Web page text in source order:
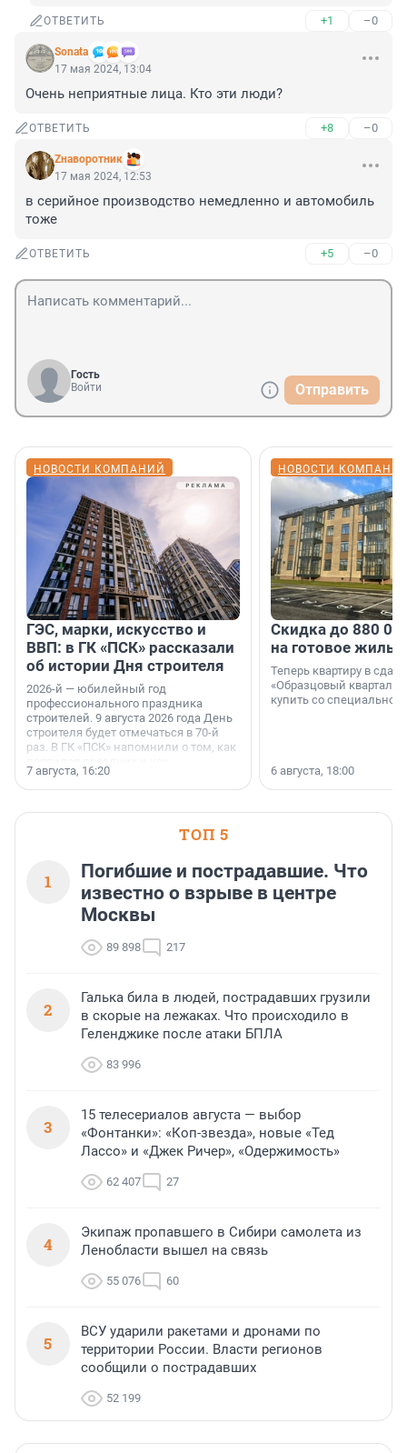
ОТВЕТИТЬ +1 –0
Sonata
17 мая 2024, 13:04
Очень неприятные лица. Кто эти люди?
ОТВЕТИТЬ +8 –0
Zнаворотник
17 мая 2024, 12:53
в серийное производство немедленно и автомобиль
тоже
ОТВЕТИТЬ +5 –0
Гость
Войти
Отправить
НОВОСТИ КОМПАНИЙ
ГЭС, марки, искусство и
ВВП: в ГК «ПСК» рассказали
об истории Дня строителя
2026-й — юбилейный год
профессионального праздника
строителей. 9 августа 2026 года День
строителя будет отмечаться в 70-й
раз. В ГК «ПСК» напомнили о том, как
поменялась роль строительства.
7 августа, 16:20
НОВОСТИ
Скидка до 880
на готовое
Теперь квартиру в
«Образцовый квартал
купить со специальной
6 августа, 18:00
ТОП 5
1
Погибшие и пострадавшие. Что
известно о взрыве в центре
Москвы
89 898 217
2
Галька била в людей, пострадавших грузили
в скорые на лежаках. Что происходило в
Геленджике после атаки БПЛА
83 996
3
15 телесериалов августа — выбор
«Фонтанки»: «Коп-звезда», новые «Тед
Лассо» и «Джек Ричер», «Одержимость»
62 407 27
4
Экипаж пропавшего в Сибири самолета из
Ленобласти вышел на связь
55 076 60
5
ВСУ ударили ракетами и дронами по
территории России. Власти регионов
сообщили о пострадавших
52 199